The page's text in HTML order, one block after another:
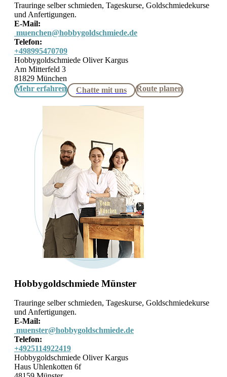
Trauringe selber schmieden, Tageskurse, Goldschmiedekurse
und Anfertigungen.
E-Mail:
muenchen@hobbygoldschmiede.de
Telefon:
+498995470709
Hobbygoldschmiede Oliver Kargus
Am Mitterfeld 3
81829 München
Mehr erfahren
Chatte mit uns Route planen
Hobbygoldschmiede Münster
Trauringe selber schmieden, Tageskurse, Goldschmiedekurse
und Anfertigungen.
E-Mail:
muenster@hobbygoldschmiede.de
Telefon:
+4925114922419
Hobbygoldschmiede Oliver Kargus
Haus Uhlenkotten 6f